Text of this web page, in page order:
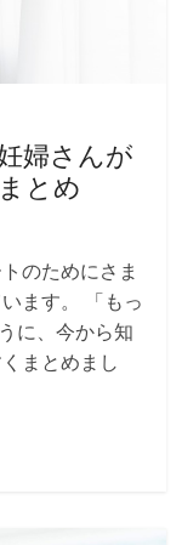
婦さんが
とめ
のためにさま
ます。 「もっ
に、今から知
まとめまし